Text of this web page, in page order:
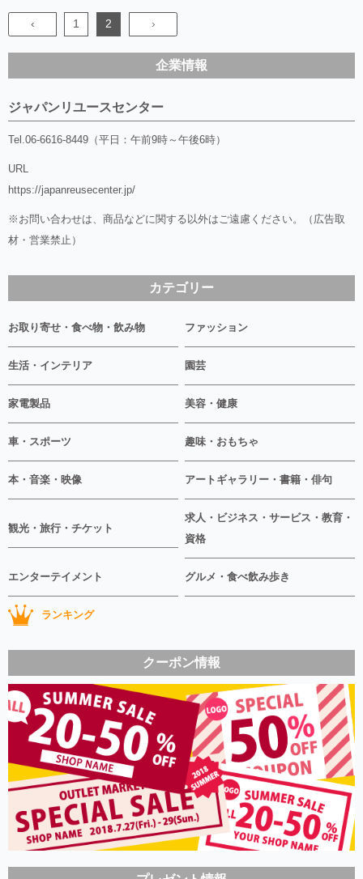
‹ 1 2 ›
企業情報
ジャパンリユースセンター
Tel.06-6616-8449（平日：午前9時～午後6時）
URL
https://japanreusecenter.jp/
※お問い合わせは、商品などに関する以外はご遠慮ください。（広告取
材・営業禁止）
カテゴリー
お取り寄せ・食べ物・飲み物 ファッション
生活・インテリア 園芸
家電製品 美容・健康
車・スポーツ 趣味・おもちゃ
本・音楽・映像 アートギャラリー・書籍・俳句
観光・旅行・チケット
求人・ビジネス・サービス・教育・
資格
エンターテイメント グルメ・食べ飲み歩き
ランキング
クーポン情報